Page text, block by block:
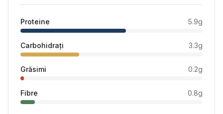
Proteine 5.9g
Carbohidrați 3.3g
Grăsimi 0.2g
Fibre 0.8g